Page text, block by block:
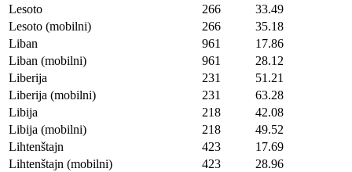
Lesoto
266
33.49
Lesoto (mobilni)
266
35.18
Liban
961
17.86
Liban (mobilni)
961
28.12
Liberija
231
51.21
Liberija (mobilni)
231
63.28
Libija
218
42.08
Libija (mobilni)
218
49.52
Lihtenštajn
423
17.69
Lihtenštajn (mobilni)
423
28.96